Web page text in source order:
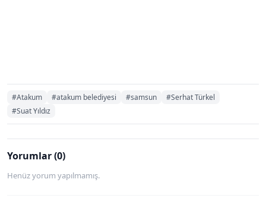
#Atakum #atakum belediyesi #samsun
#Serhat Türkel
#Suat Yıldız
Yorumlar (0)
Henüz yorum yapılmamış.